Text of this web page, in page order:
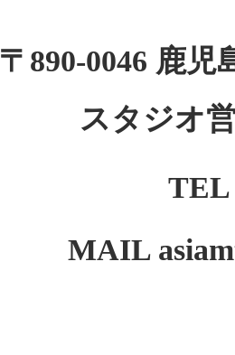
〒890-0046 鹿
スタジオ
MAIL